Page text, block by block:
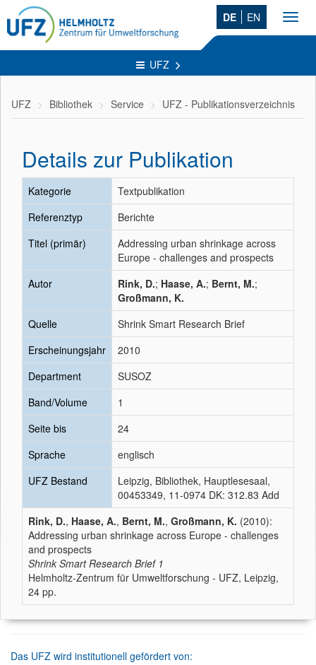
DE EN
UFZ
UFZ Bibliothek Service UFZ - Publikationsverzeichnis
Details zur Publikation
Kategorie
Textpublikation
Referenztyp
Berichte
Titel (primär)
Addressing urban shrinkage across
Europe - challenges and prospects
Autor
Rink, D.; Haase, A.; Bernt, M.;
Großmann, K.
Quelle
Shrink Smart Research Brief
Erscheinungsjahr
2010
Department
SUSOZ
Band/Volume
1
Seite bis
24
Sprache
englisch
UFZ Bestand
Leipzig, Bibliothek, Hauptlesesaal,
00453349, 11-0974 DK: 312.83 Add
Rink, D., Haase, A., Bernt, M., Großmann, K. (2010):
Addressing urban shrinkage across Europe - challenges
and prospects
Shrink Smart Research Brief 1
Helmholtz-Zentrum für Umweltforschung - UFZ, Leipzig,
24 pp.
Das UFZ wird institutionell gefördert von: